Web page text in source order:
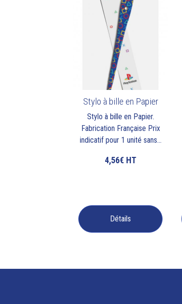
Stylo à bille en Papier
Stylo à bille en Papier.
Fabrication Française Prix
indicatif pour 1 unité sans...
4,56€ HT
Détails